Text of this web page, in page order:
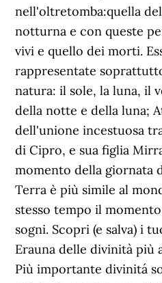
nell'oltretomba:quella
notturna e con queste
vivi e quello dei morti.
rappresentate
natura: il sole, la luna, il
della notte e della luna;
dell'unione incestuosa
di Cipro, e sua figlia
momento della giornata
Terra è più simile al
stesso tempo il
sogni. Scopri (e salva) i
Erauna delle divinità più
Più importante divinitá